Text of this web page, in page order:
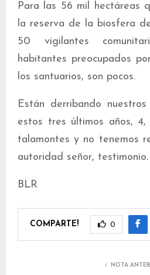
Para las 56 mil hectáreas
la reserva de la biosfera
50 vigilantes
habitantes preocupados
los santuarios, son pocos.
Están derribando
estos tres últimos años,
talamontes y no tenemos
autoridad señor, testimonio.
BLR
COMPARTE! 0
NOTA